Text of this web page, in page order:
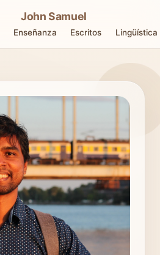
John Samuel
Enseñanza Escritos Lingüística